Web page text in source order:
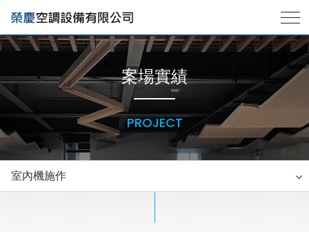
案場實績
PROJECT
室內機施作